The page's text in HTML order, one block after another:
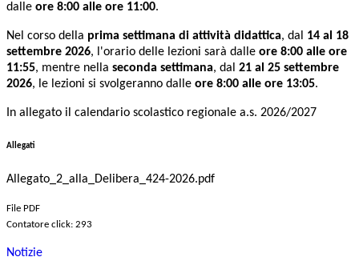
dalle ore 8:00 alle ore 11:00.
Nel corso della prima settimana di attività didattica, dal 14 al 18
settembre 2026, l'orario delle lezioni sarà dalle ore 8:00 alle ore
11:55, mentre nella seconda settimana, dal 21 al 25 settembre
2026, le lezioni si svolgeranno dalle ore 8:00 alle ore 13:05.
In allegato il calendario scolastico regionale a.s. 2026/2027
Allegati
Allegato_2_alla_Delibera_424-2026.pdf
File PDF
Contatore click: 293
Notizie